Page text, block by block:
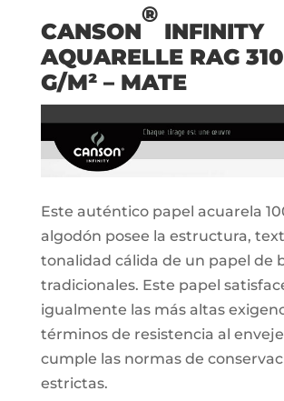
CANSON
®
INFINITY
AQUARELLE RAG
G/M² – MATE
Este auténtico papel acuarela
algodón posee la estructura,
tonalidad cálida de un papel de
tradicionales. Este papel
igualmente las más altas
términos de resistencia al
cumple las normas de
estrictas.